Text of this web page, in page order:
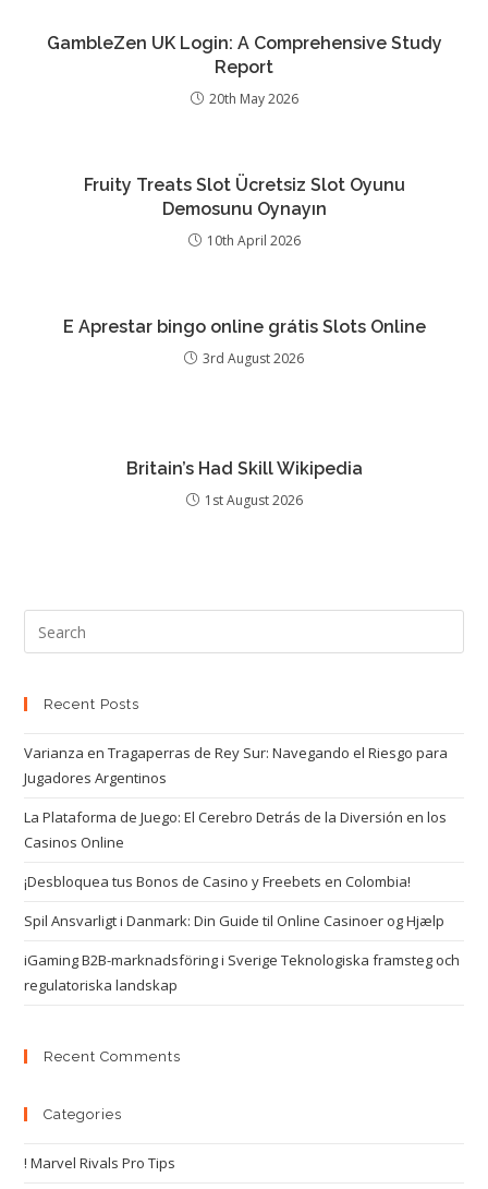
GambleZen UK Login: A Comprehensive Study
Report
20th May 2026
Fruity Treats Slot Ücretsiz Slot Oyunu
Demosunu Oynayın
10th April 2026
E Aprestar bingo online grátis Slots Online
3rd August 2026
Britain’s Had Skill Wikipedia
1st August 2026
Recent Posts
Varianza en Tragaperras de Rey Sur: Navegando el Riesgo para
Jugadores Argentinos
La Plataforma de Juego: El Cerebro Detrás de la Diversión en los
Casinos Online
¡Desbloquea tus Bonos de Casino y Freebets en Colombia!
Spil Ansvarligt i Danmark: Din Guide til Online Casinoer og Hjælp
iGaming B2B-marknadsföring i Sverige Teknologiska framsteg och
regulatoriska landskap
Recent Comments
Categories
! Marvel Rivals Pro Tips